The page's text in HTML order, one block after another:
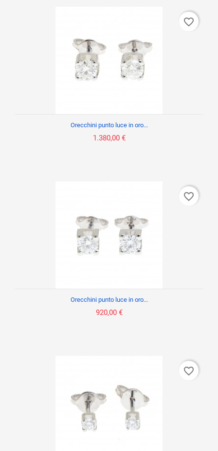
Orecchini punto luce in oro...
1.380,00 €
favorite_border
Orecchini punto luce in oro...
920,00 €
favorite_border
favorite_border